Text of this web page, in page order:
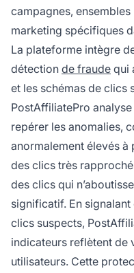
campagnes,
marketing spécifiques
La plateforme intègre
détection de fraude qui
et les schémas de clics
PostAffiliatePro
repérer les anomalies,
anormalement élevés à
des clics très
des clics qui
significatif. En
clics suspects,
indicateurs reflètent de
utilisateurs. Cette